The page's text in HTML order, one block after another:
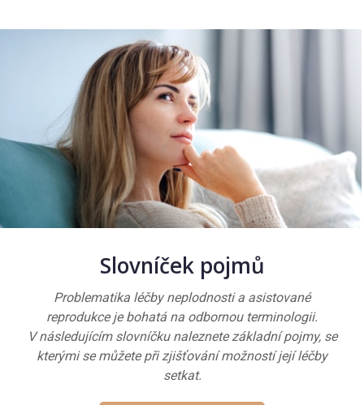
Slovníček pojmů
Problematika léčby neplodnosti a asistované
reprodukce je bohatá na odbornou terminologii.
V následujícím slovníčku naleznete základní pojmy, se
kterými se můžete při zjišťování možností její léčby
setkat.